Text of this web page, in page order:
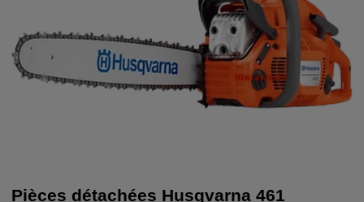
Pièces détachées Husqvarna 461